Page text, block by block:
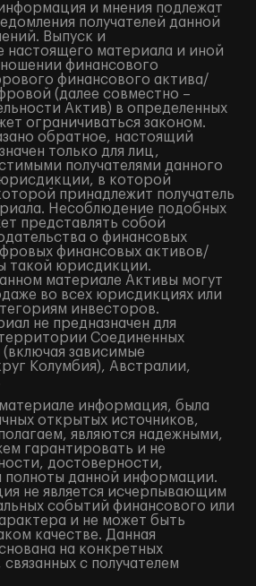
и мнения подлежат
получателей данной
Выпуск и
настоящего материала и иной
финансового
финансового актива/
(далее совместно –
Актив) в определенных
ограничиваться законом.
обратное, настоящий
только для лиц,
получателями данного
в которой
принадлежит получатель
Несоблюдение подобных
представлять собой
о финансовых
финансовых активов/
такой юрисдикции.
материале Активы могут
во всех юрисдикциях или
инвесторов.
не предназначен для
Соединенных
зависимые
Колумбия), Австралии,
информация, была
открытых источников,
являются надежными,
гарантировать и не
достоверности,
полноты данной информации.
не является исчерпывающим
событий финансового или
и не может быть
качестве. Данная
на конкретных
с получателем